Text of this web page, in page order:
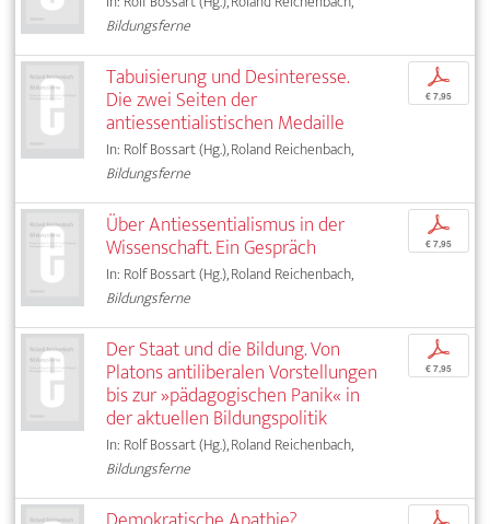
Bildungsferne
Tabuisierung und Desinteresse.
Die zwei Seiten der
antiessentialistischen Medaille
In: Rolf Bossart (Hg.), Roland Reichenbach,
Bildungsferne
p
€ 7,95
Über Antiessentialismus in der
Wissenschaft. Ein Gespräch
In: Rolf Bossart (Hg.), Roland Reichenbach,
Bildungsferne
p
€ 7,95
Der Staat und die Bildung. Von
Platons antiliberalen Vorstellungen
bis zur »pädagogischen Panik« in
der aktuellen Bildungspolitik
In: Rolf Bossart (Hg.), Roland Reichenbach,
Bildungsferne
p
€ 7,95